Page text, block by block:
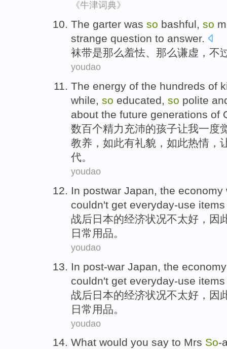
《牛津词典》
The garter was so bashful, so
strange question to answer.
袜带是那么羞怯、那么谦虚 ，不
youdao
The energy of the hundreds of
while, so educated, so polite
about the future generations of
数百个精力充沛的孩子让我一度
教养 ，如此有礼貌 ，如此热情 ，
代。
youdao
In postwar Japan, the economy
couldn't get everyday-use items
战后日本的经济状况不太好 ， 因
日常 用品。
youdao
In post-war Japan the economy
couldn't get everyday-use items
战后日本的经济状况不太好 ， 因
日常 用品 。
youdao
What would you say to Mrs So-